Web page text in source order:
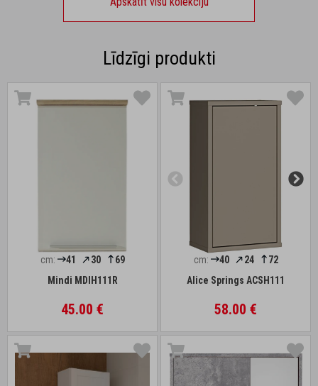
Līdzīgi produkti
cm: 41 30
69
Mindi MDIH111R
45.00 €
cm: 40 24
72
Alice Springs ACSH111
58.00 €